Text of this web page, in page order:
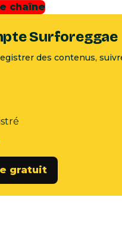
chaîne
Surforeggae
des contenus,
gratuit